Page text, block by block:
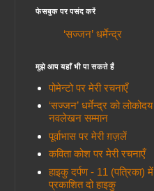
फेसबुक पर पसंद करें
‘सज्जन’ धर्मेन्द्र
मुझे आप यहाँ भी पा सकते हैं
पोमेन्टो पर मेरी रचनाएँ
‘सज्जन’ धर्मेन्द्र को लोकोदय
नवलेखन सम्मान
पूर्वाभास पर मेरी ग़ज़लें
कविता कोश पर मेरी रचनाएँ
हाइकु दर्पण - 11 (पत्रिका) में
प्रकाशित दो हाइकु